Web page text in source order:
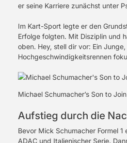
er seine Karriere zunächst unter
Im Kart-Sport legte er den
Erfolge folgten. Mit Disziplin und
oben. Hey, stell dir vor: Ein
Hochgeschwindigkeitsrennen
Michael Schumacher’s Son to
Aufstieg durch die
Bevor Mick Schumacher Formel
ADAC und Italienischer Serie.